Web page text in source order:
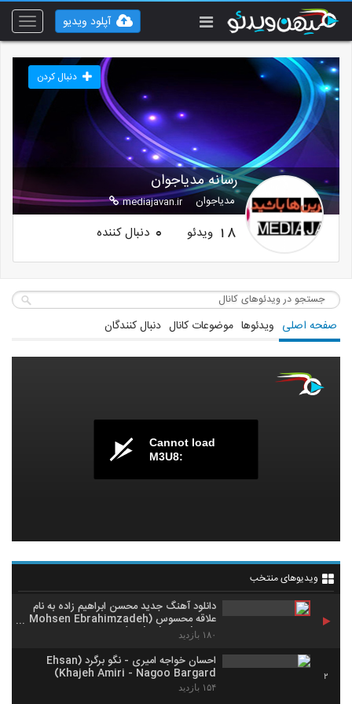
Toggle
آپلود ویدیو
رسانه مدیاجوان
مدیاجوان mediajavan.ir
دنبال کردن
18 ویدئو 0 دنبال کننده
صفحه اصلی ویدئوها موضوعات کانال دنبال کنندگان
Cannot load
M3U8:
ویدیوهای منتخب
دانلود آهنگ جدید محسن ابراهیم زاده به نام
علاقه محسوس (Mohsen Ebrahimzadeh
- Alaghe Mahsos)
۱۸۰ بازدید
2
احسان خواجه امیری - نگو برگرد (Ehsan
Khajeh Amiri - Nagoo Bargard)
۱۵۴ بازدید